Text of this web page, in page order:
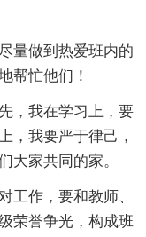
量做到热爱班内的
帮忙他们！
，我在学习上，要
，我要严于律己，
大家共同的家。
工作，要和教师、
荣誉争光，构成班